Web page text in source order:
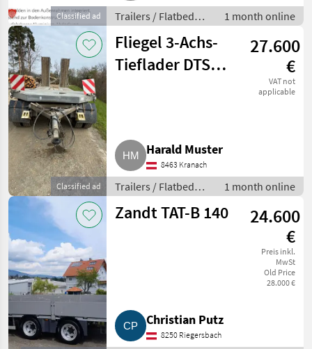
Classified ad
Trailers / Flatbed
trailers
1 month online
Classified ad
Fliegel 3-Achs-
Tieflader DTS
27.600
€
VAT not
applicable
Harald Muster
8463 Kranach
Trailers / Flatbed
trailers
1 month online
Zandt TAT-B 140
24.600
€
Preis inkl.
MwSt
Old Price
28.000 €
Christian Putz
8250 Riegersbach